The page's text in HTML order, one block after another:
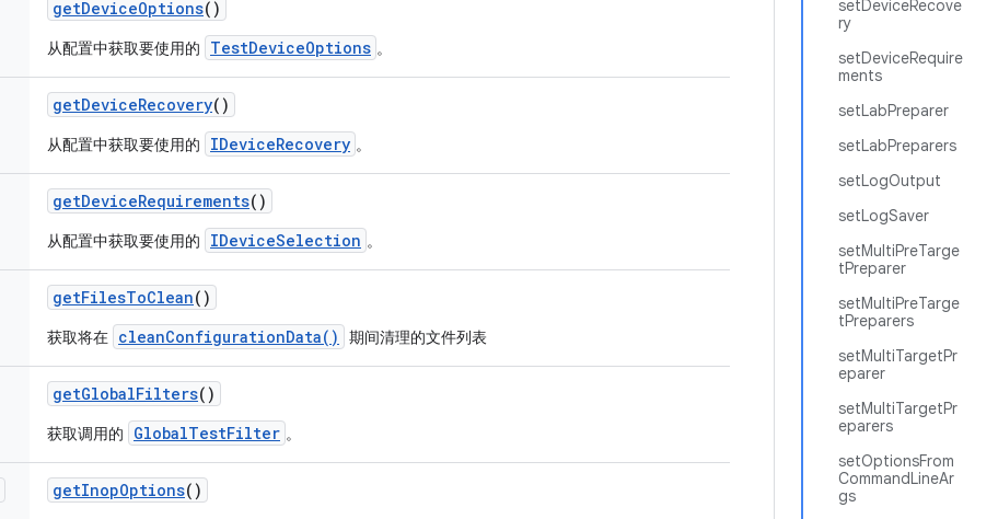
setDeviceRecove
ry
setDeviceRequire
ments
setLabPreparer
setLabPreparers
setLogOutput
setLogSaver
setMultiPreTarge
tPreparer
setMultiPreTarge
tPreparers
setMultiTargetPr
eparer
setMultiTargetPr
eparers
setOptionsFrom
CommandLineAr
gs
getDeviceOptions()
从配置中获取要使用的 TestDeviceOptions 。
getDeviceRecovery()
从配置中获取要使用的 IDeviceRecovery 。
getDeviceRequirements()
从配置中获取要使用的 IDeviceSelection 。
getFilesToClean()
获取将在 cleanConfigurationData() 期间清理的文件列表
getGlobalFilters()
获取调用的 GlobalTestFilter 。
getInopOptions()